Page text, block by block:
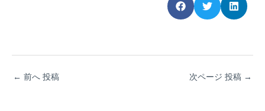
← 前へ 投稿 次ページ 投稿 →